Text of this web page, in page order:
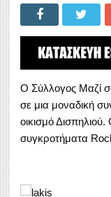
Ο Σύλλογος Μαζί
σε μια μοναδική
οικισμό
συγκροτήματα